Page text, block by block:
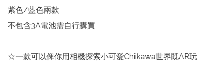
紫色/藍色兩款
不包含3A電池需自行購買
☆一款可以俾你用相機探索小可愛Chiikawa世界既AR玩